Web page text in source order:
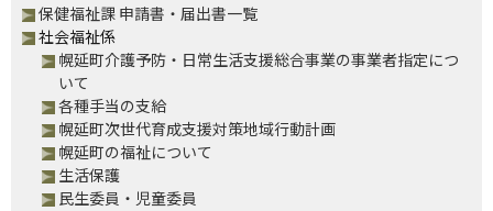
の
ト
保健福祉課 申請書・届出書一覧
社会福祉係
幌延町介護予防・日常生活支援総合事業の事業者指定につ
いて
各種手当の支給
幌延町次世代育成支援対策地域行動計画
幌延町の福祉について
生活保護
民生委員・児童委員